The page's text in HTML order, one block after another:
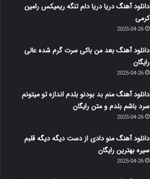
دانلود آهنگ دریا دریا دلم تنگه ریمیکس رامین
کرمی
2025-04-26
دانلود آهنگ بعد من باکی سرت گرم شده عالی
رایگان
2025-04-26
دانلود آهنگ منم بد بودنو بلدم اندازه تو میتونم
سرد باشم بلدم و متن رایگان
2025-04-26
دانلود آهنگ منو دادی از دست دیگه دیگه قلبم
سیره بهترین رایگان
2025-04-26